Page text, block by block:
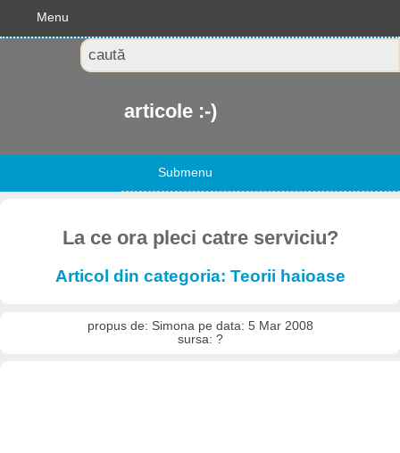
Menu
articole :-)
Submenu
La ce ora pleci catre serviciu?
Articol din categoria: Teorii haioase
propus de: Simona pe data: 5 Mar 2008
sursa: ?